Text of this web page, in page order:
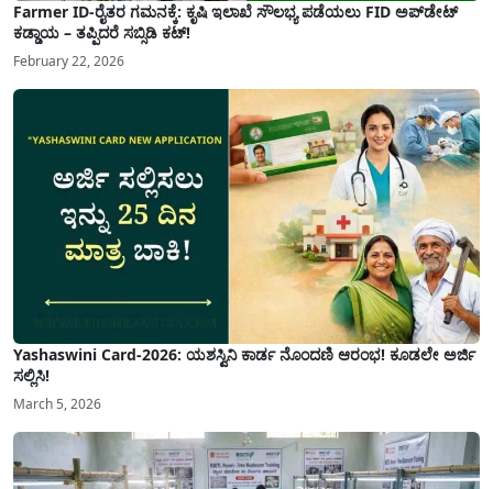
Farmer ID-ರೈತರ ಗಮನಕ್ಕೆ: ಕೃಷಿ ಇಲಾಖೆ ಸೌಲಭ್ಯ ಪಡೆಯಲು FID ಅಪ್‌ಡೇಟ್
ಕಡ್ಡಾಯ – ತಪ್ಪಿದರೆ ಸಬ್ಸಿಡಿ ಕಟ್!
February 22, 2026
Yashaswini Card-2026: ಯಶಸ್ವಿನಿ ಕಾರ್ಡ ನೊಂದಣಿ ಆರಂಭ! ಕೂಡಲೇ ಅರ್ಜಿ
ಸಲ್ಲಿಸಿ!
March 5, 2026